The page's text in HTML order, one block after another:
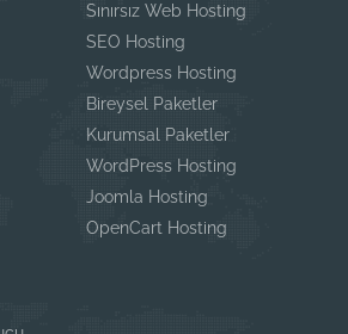
Sınırsız Web Hosting
SEO Hosting
Wordpress Hosting
Bireysel Paketler
Kurumsal Paketler
WordPress Hosting
Joomla Hosting
OpenCart Hosting